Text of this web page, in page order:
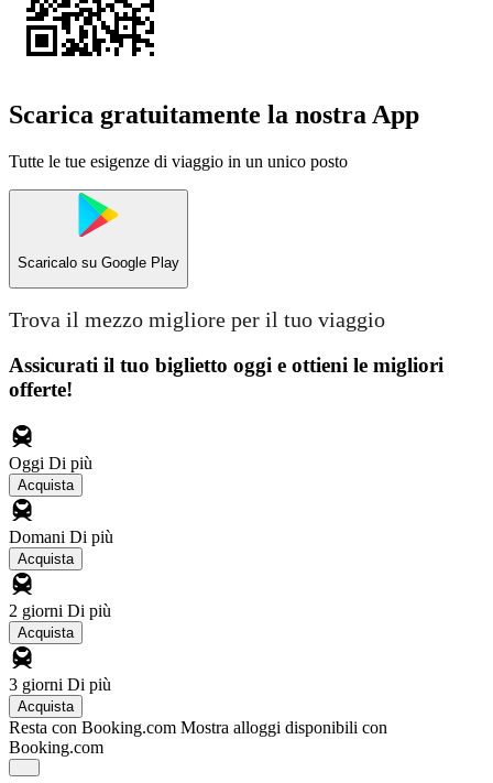
Scarica gratuitamente la nostra App
Tutte le tue esigenze di viaggio in un unico posto
Scaricalo su Google Play
Trova il mezzo migliore per il tuo viaggio
Assicurati il ​​tuo biglietto oggi e ottieni le migliori
offerte!
Oggi Di più
Acquista
Domani Di più
Acquista
2 giorni Di più
Acquista
3 giorni Di più
Acquista
Resta con Booking.com Mostra alloggi disponibili con
Booking.com